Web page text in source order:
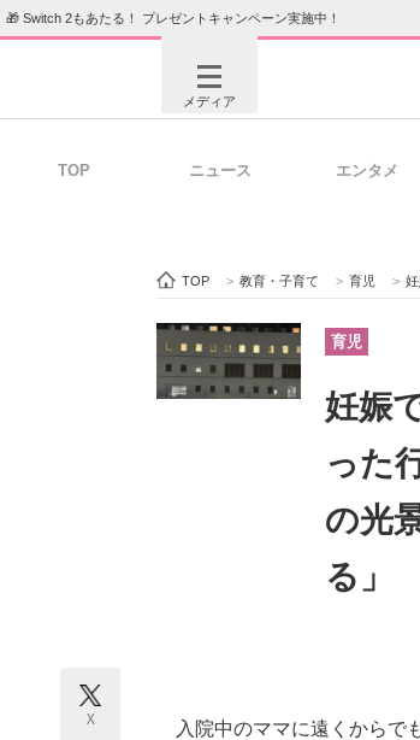
🎁 Switch 2もあたる！ プレゼントキャンペーン実施中！
メディア
ビジネスと働き方のヒント
TOP ニュース エンタメ
TOP > 教育・子育て > 育児 > 妊
育児
妊娠
った
の光
る」
X
入院中のママに遠くからで